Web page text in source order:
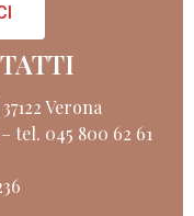
Verona
tel. 045 800 62 61